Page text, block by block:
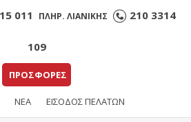
011 ΠΛΗΡ. ΛΙΑΝΙΚΗΣ 210 3314
109
ΠΡΟΣΦΟΡΕΣ
ΝΕΑ ΕΙΣΟΔΟΣ ΠΕΛΑΤΩΝ